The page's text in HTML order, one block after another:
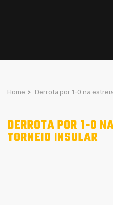
Home > Derrota por 1-0 na
DERROTA POR 1-0
TORNEIO INSULAR